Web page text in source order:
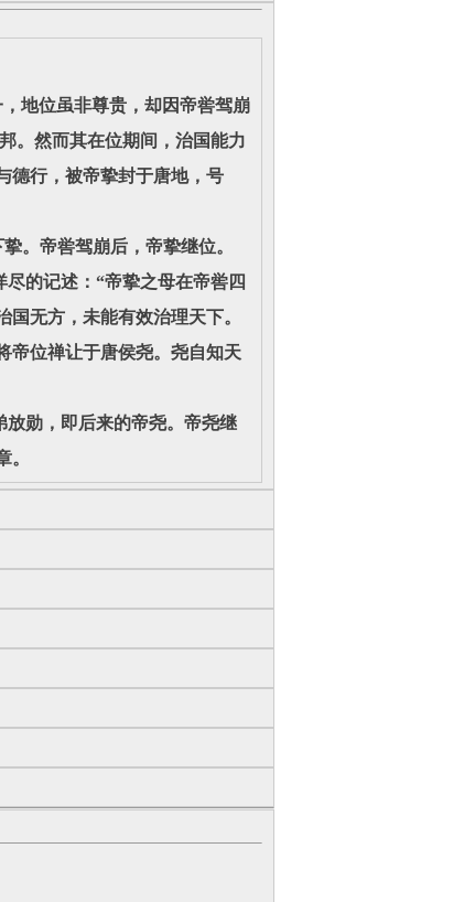
地位虽非尊贵，却因帝喾驾崩
。然而其在位期间，治国能力
德行，被帝挚封于唐地，号
帝喾驾崩后，帝挚继位。
的记述：“帝挚之母在帝喾四
无方，未能有效治理天下。
帝位禅让于唐侯尧。尧自知天
勋，即后来的帝尧。帝尧继